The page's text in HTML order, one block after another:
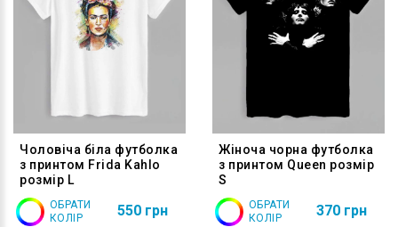
Чоловіча біла футболка
з принтом Frida Kahlo
розмір L
ОБРАТИ
КОЛІР
550 грн
Жіноча чорна футболка
з принтом Queen розмір
S
ОБРАТИ
КОЛІР
370 грн